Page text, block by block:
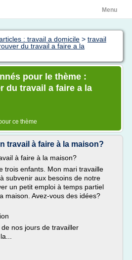
Menu
: travail a domicile > travail
du travail a faire a la
pour le thème :
du travail a faire a la
ce thème
travail à faire à la maison?
à faire à la maison?
trois enfants. Mon mari travaille
subvenir aux besoins de notre
un petit emploi à temps partiel
maison. Avez-vous des idées?
nos jours de travailler